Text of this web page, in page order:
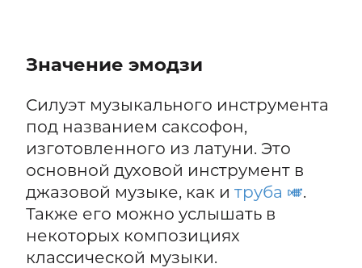
Значение эмодзи
Силуэт музыкального инструмента
под названием саксофон,
изготовленного из латуни. Это
основной духовой инструмент в
джазовой музыке, как и труба 🎺.
Также его можно услышать в
некоторых композициях
классической музыки.